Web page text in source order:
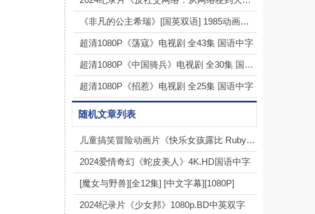
《非凡的公主希瑞》[国英双语] 1985动画（全92集）
超清1080P《荡寇》电视剧 全43集 国语中字
超清1080P《中国骑兵》电视剧 全30集 国语中字
超清1080P《招惹》电视剧 全25集 国语中字
随机文章列表
儿童搞笑冒险动画片《快乐女孩露比 Ruby Gloom》国语全40集1080p超清 mp4
2024爱情奇幻《蛇皮美人》4K.HD国语中字
[魔女与野兽][全12集] [中文字幕][1080P]
2024纪录片《少女邦》1080p.BD中英双字